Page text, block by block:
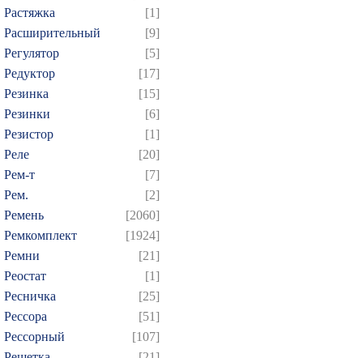
Растяжка
[1]
Расширительный
[9]
Регулятор
[5]
Редуктор
[17]
Резинка
[15]
Резинки
[6]
Резистор
[1]
Реле
[20]
Рем-т
[7]
Рем.
[2]
Ремень
[2060]
Ремкомплект
[1924]
Ремни
[21]
Реостат
[1]
Ресничка
[25]
Рессора
[51]
Рессорный
[107]